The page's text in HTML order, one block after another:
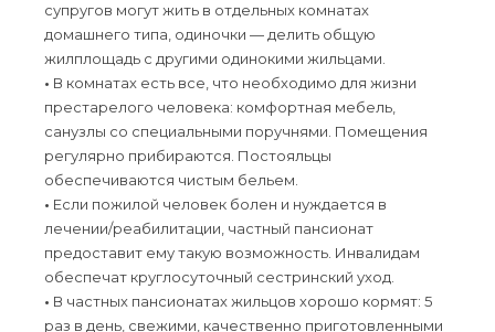
супругов могут жить в отдельных комнатах
домашнего типа, одиночки — делить общую
жилплощадь с другими одинокими жильцами.
• В комнатах есть все, что необходимо для жизни
престарелого человека: комфортная мебель,
санузлы со специальными поручнями. Помещения
регулярно прибираются. Постояльцы
обеспечиваются чистым бельем.
• Если пожилой человек болен и нуждается в
лечении/реабилитации, частный пансионат
предоставит ему такую возможность. Инвалидам
обеспечат круглосуточный сестринский уход.
• В частных пансионатах жильцов хорошо кормят: 5
раз в день, свежими, качественно приготовленными